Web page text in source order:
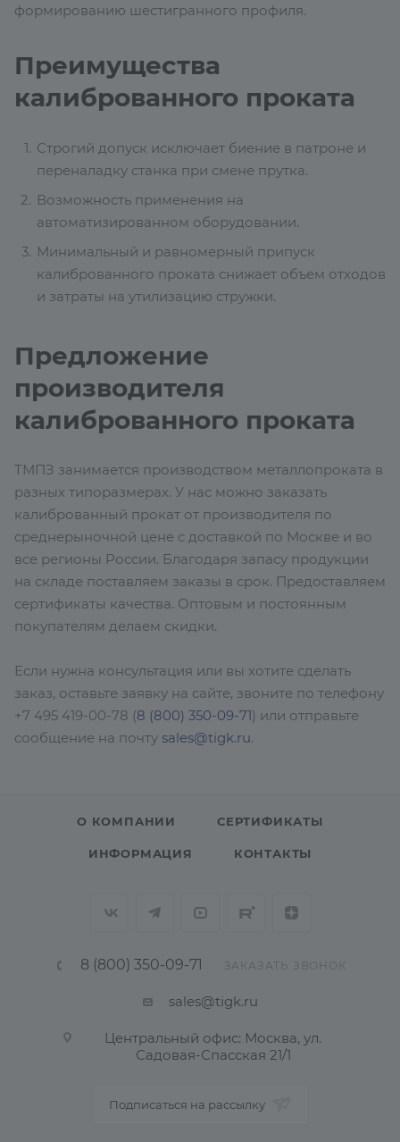
формированию шестигранного профиля.
Преимущества
калиброванного проката
Строгий допуск исключает биение в патроне и
переналадку станка при смене прутка.
Возможность применения на
автоматизированном оборудовании.
Минимальный и равномерный припуск
калиброванного проката снижает объем отходов
и затраты на утилизацию стружки.
Предложение
производителя
калиброванного проката
ТМПЗ занимается производством металлопроката в
разных типоразмерах. У нас можно заказать
калиброванный прокат от производителя по
среднерыночной цене с доставкой по Москве и во
все регионы России. Благодаря запасу продукции
на складе поставляем заказы в срок. Предоставляем
сертификаты качества. Оптовым и постоянным
покупателям делаем скидки.
Если нужна консультация или вы хотите сделать
заказ, оставьте заявку на сайте, звоните по телефону
+7 495 419-00-78 (8 (800) 350-09-71) или отправьте
сообщение на почту sales@tigk.ru.
О КОМПАНИИ СЕРТИФИКАТЫ
ИНФОРМАЦИЯ КОНТАКТЫ
8 (800) 350-09-71 ЗАКАЗАТЬ ЗВОНОК
sales@tigk.ru
Центральный офис: Москва, ул.
Садовая-Спасская 21/1
Подписаться на рассылку